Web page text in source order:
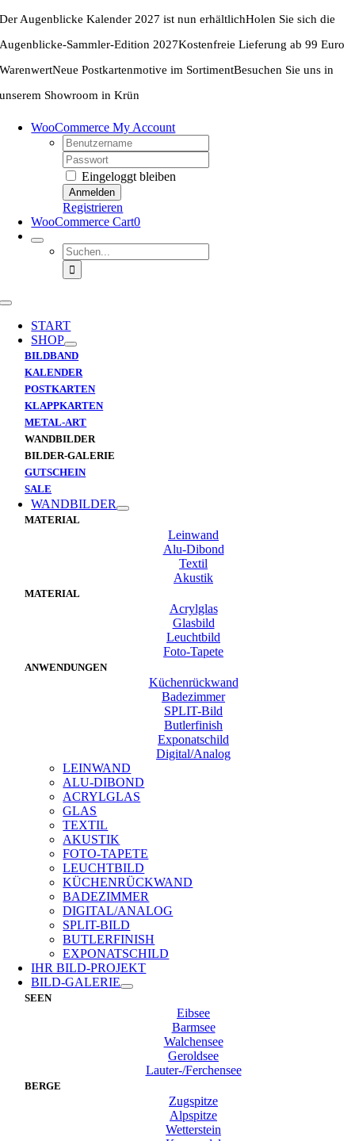
Zum
Inhalt
springen
Der Augenblicke Kalender 2027 ist nun erhältlichHolen Sie sich die
Augenblicke-Sammler-Edition 2027Kostenfreie Lieferung ab 99 Euro
WarenwertNeue Postkartenmotive im SortimentBesuchen Sie uns in
unserem Showroom in Krün
WooCommerce My Account
Username:
Password:
Eingeloggt bleiben
Registrieren
WooCommerce Cart0
Suche
nach:
Toggle
NavigationSTART
SHOP
BILDBAND
KALENDER
POSTKARTEN
KLAPPKARTEN
METAL-ART
WANDBILDER
BILDER-GALERIE
GUTSCHEIN
SALE
WANDBILDER
MATERIAL
Leinwand
Alu-Dibond
Textil
Akustik
MATERIAL
Acrylglas
Glasbild
Leuchtbild
Foto-Tapete
ANWENDUNGEN
Küchenrückwand
Badezimmer
SPLIT-Bild
Butlerfinish
Exponatschild
Digital/Analog
LEINWAND
ALU-DIBOND
ACRYLGLAS
GLAS
TEXTIL
AKUSTIK
FOTO-TAPETE
LEUCHTBILD
KÜCHENRÜCKWAND
BADEZIMMER
DIGITAL/ANALOG
SPLIT-BILD
BUTLERFINISH
EXPONATSCHILD
IHR BILD-PROJEKT
BILD-GALERIE
SEEN
Eibsee
Barmsee
Walchensee
Geroldsee
Lauter-/Ferchensee
BERGE
Zugspitze
Alpspitze
Wetterstein